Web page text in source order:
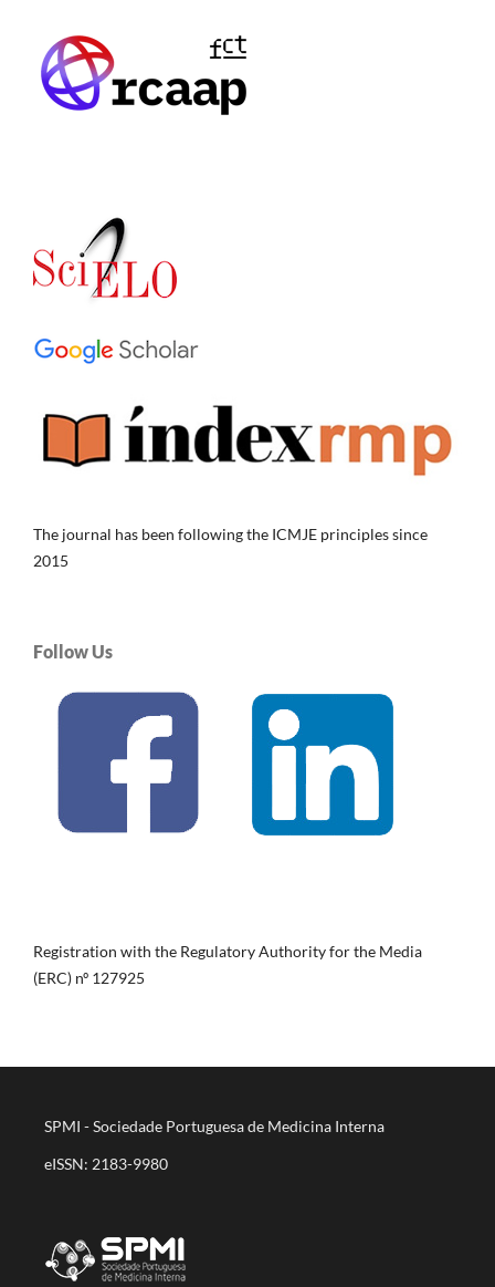
The journal has been following the ICMJE principles since
2015
Follow Us
Registration with the Regulatory Authority for the Media
(ERC) nº 127925
SPMI - Sociedade Portuguesa de Medicina Interna
eISSN: 2183-9980